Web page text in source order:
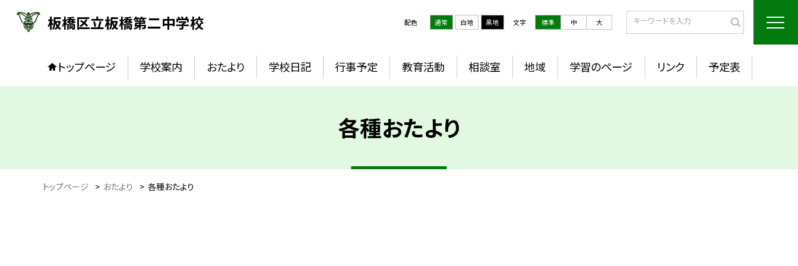
板橋区立板橋第二中学校 配色 通常 白地 黒地 文字 標準 中 大
トップページ 学校案内 おたより 学校日記 行事予定 教育活動 相談室 地域 学習のページ リンク 予定表
各種おたより
トップページ > おたより > 各種おたより